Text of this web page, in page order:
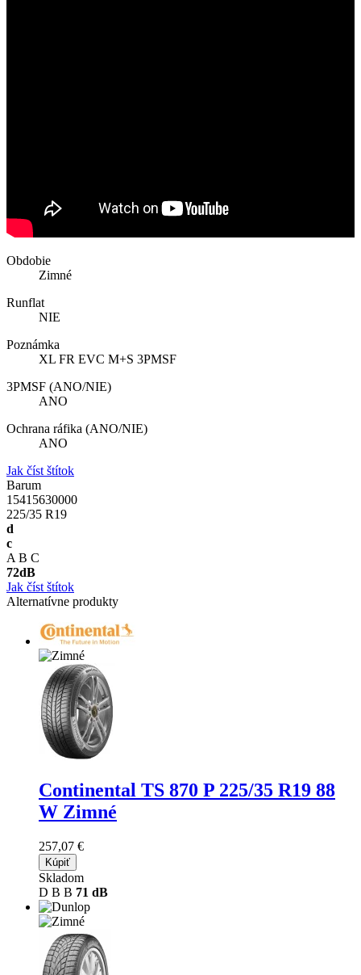
Obdobie
Zimné
Runflat
NIE
Poznámka
XL FR EVC M+S 3PMSF
3PMSF (ANO/NIE)
ANO
Ochrana ráfika (ANO/NIE)
ANO
Jak číst štítok
Barum
15415630000
225/35 R19
d
c
A B C
72dB
Jak číst štítok
Alternatívne produkty
Continental TS 870 P 225/35 R19 88
W Zimné
257,07 €
Kúpiť
Skladom
D B B 71 dB